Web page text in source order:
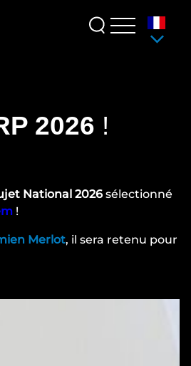
2026 !
National 2026sélectionné
!
Merlot, il sera retenu pour